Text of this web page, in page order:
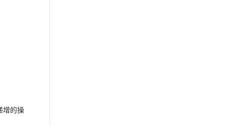
增的操